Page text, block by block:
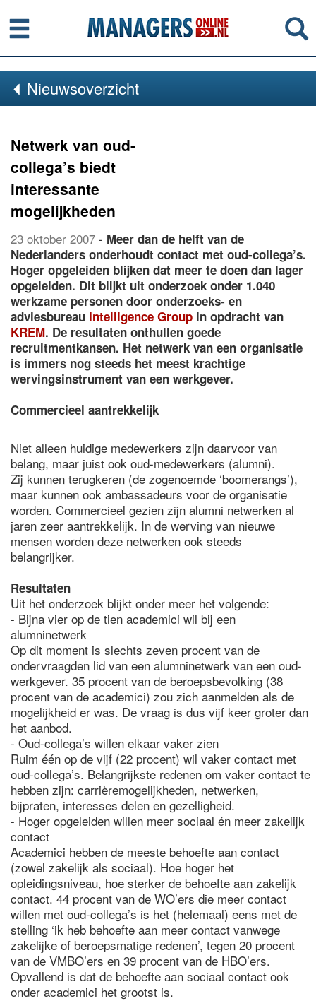
Menu
Nieuwsoverzicht
Netwerk van oud-
collega’s biedt
interessante
mogelijkheden
23 oktober 2007 - Meer dan de helft van de
Nederlanders onderhoudt contact met oud-collega’s.
Hoger opgeleiden blijken dat meer te doen dan lager
opgeleiden. Dit blijkt uit onderzoek onder 1.040
werkzame personen door onderzoeks- en
adviesbureau Intelligence Group in opdracht van
KREM. De resultaten onthullen goede
recruitmentkansen. Het netwerk van een organisatie
is immers nog steeds het meest krachtige
wervingsinstrument van een werkgever.
Commercieel aantrekkelijk
Niet alleen huidige medewerkers zijn daarvoor van
belang, maar juist ook oud-medewerkers (alumni).
Zij kunnen terugkeren (de zogenoemde ‘boomerangs’),
maar kunnen ook ambassadeurs voor de organisatie
worden. Commercieel gezien zijn alumni netwerken al
jaren zeer aantrekkelijk. In de werving van nieuwe
mensen worden deze netwerken ook steeds
belangrijker.
Resultaten
Uit het onderzoek blijkt onder meer het volgende:
- Bijna vier op de tien academici wil bij een
alumninetwerk
Op dit moment is slechts zeven procent van de
ondervraagden lid van een alumninetwerk van een oud-
werkgever. 35 procent van de beroepsbevolking (38
procent van de academici) zou zich aanmelden als de
mogelijkheid er was. De vraag is dus vijf keer groter dan
het aanbod.
- Oud-collega’s willen elkaar vaker zien
Ruim één op de vijf (22 procent) wil vaker contact met
oud-collega’s. Belangrijkste redenen om vaker contact te
hebben zijn: carrièremogelijkheden, netwerken,
bijpraten, interesses delen en gezelligheid.
- Hoger opgeleiden willen meer sociaal én meer zakelijk
contact
Academici hebben de meeste behoefte aan contact
(zowel zakelijk als sociaal). Hoe hoger het
opleidingsniveau, hoe sterker de behoefte aan zakelijk
contact. 44 procent van de WO’ers die meer contact
willen met oud-collega’s is het (helemaal) eens met de
stelling ‘ik heb behoefte aan meer contact vanwege
zakelijke of beroepsmatige redenen’, tegen 20 procent
van de VMBO’ers en 39 procent van de HBO’ers.
Opvallend is dat de behoefte aan sociaal contact ook
onder academici het grootst is.